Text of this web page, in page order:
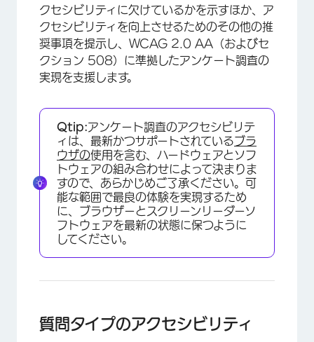
クセシビリティに欠けているかを示すほか、ア
クセシビリティを向上させるためのその他の推
奨事項を提示し、WCAG 2.0 AA（およびセ
クション 508）に準拠したアンケート調査の
実現を支援します。
Qtip:アンケート調査のアクセシビリテ
ィは、最新かつサポートされているブラ
ウザの使用を含む、ハードウェアとソフ
トウェアの組み合わせによって決まりま
すので、あらかじめご了承ください。可
能な範囲で最良の体験を実現するため
に、ブラウザーとスクリーンリーダーソ
フトウェアを最新の状態に保つように
してください。
質問タイプのアクセシビリティ